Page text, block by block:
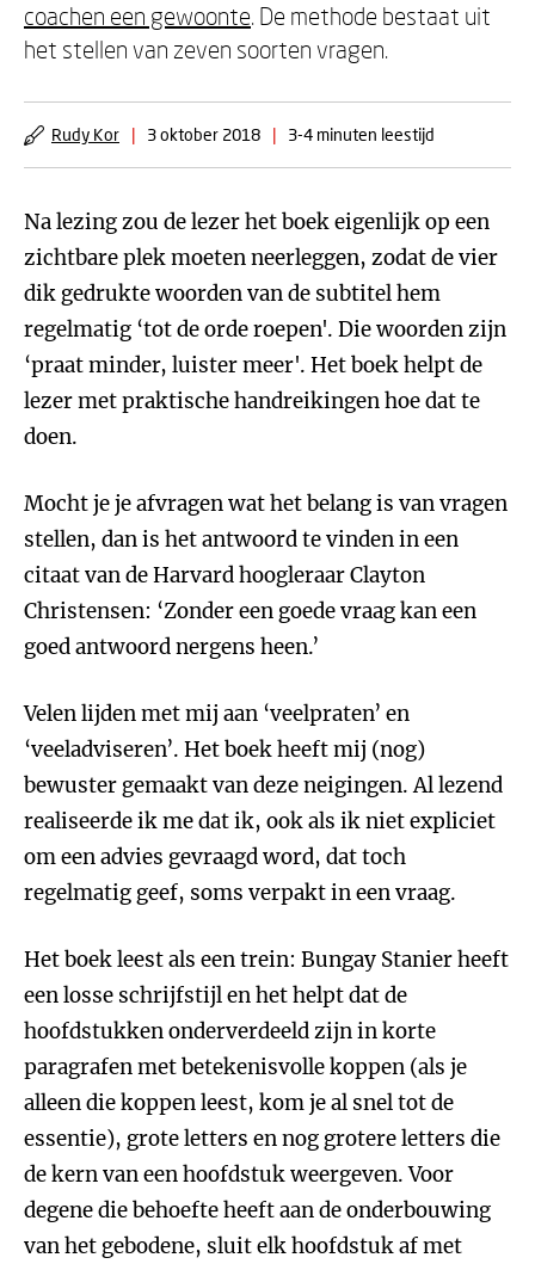
coachen een gewoonte. De methode bestaat uit
het stellen van zeven soorten vragen.
Rudy Kor | 3 oktober 2018 | 3-4 minuten leestijd
Na lezing zou de lezer het boek eigenlijk op een
zichtbare plek moeten neerleggen, zodat de vier
dik gedrukte woorden van de subtitel hem
regelmatig ‘tot de orde roepen'. Die woorden zijn
‘praat minder, luister meer'. Het boek helpt de
lezer met praktische handreikingen hoe dat te
doen.
Mocht je je afvragen wat het belang is van vragen
stellen, dan is het antwoord te vinden in een
citaat van de Harvard hoogleraar Clayton
Christensen: ‘Zonder een goede vraag kan een
goed antwoord nergens heen.’
Velen lijden met mij aan ‘veelpraten’ en
‘veeladviseren’. Het boek heeft mij (nog)
bewuster gemaakt van deze neigingen. Al lezend
realiseerde ik me dat ik, ook als ik niet expliciet
om een advies gevraagd word, dat toch
regelmatig geef, soms verpakt in een vraag.
Het boek leest als een trein: Bungay Stanier heeft
een losse schrijfstijl en het helpt dat de
hoofdstukken onderverdeeld zijn in korte
paragrafen met betekenisvolle koppen (als je
alleen die koppen leest, kom je al snel tot de
essentie), grote letters en nog grotere letters die
de kern van een hoofdstuk weergeven. Voor
degene die behoefte heeft aan de onderbouwing
van het gebodene, sluit elk hoofdstuk af met